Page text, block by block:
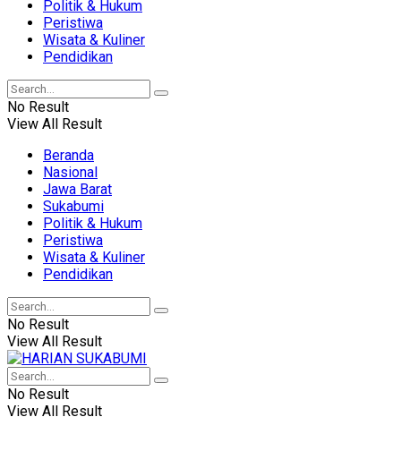
Politik & Hukum
Peristiwa
Wisata & Kuliner
Pendidikan
No Result
View All Result
Beranda
Nasional
Jawa Barat
Sukabumi
Politik & Hukum
Peristiwa
Wisata & Kuliner
Pendidikan
No Result
View All Result
No Result
View All Result